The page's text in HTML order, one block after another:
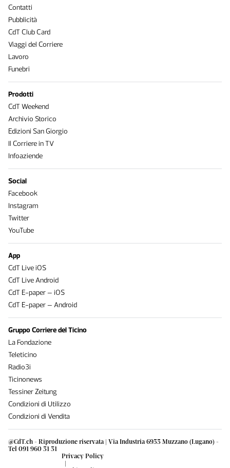
@CdT.ch - Riproduzione riservata | Via Industria 6933 Muzzano (Lugano) -
Tel 091 960 31 31
Privacy Policy
|
Contatti
Pubblicità
CdT Club Card
Viaggi del Corriere
Lavoro
Funebri
Prodotti
CdT Weekend
Archivio Storico
Edizioni San Giorgio
Il Corriere in TV
Infoaziende
Social
Facebook
Instagram
Twitter
YouTube
App
CdT Live iOS
CdT Live Android
CdT E-paper – iOS
CdT E-paper – Android
Gruppo Corriere del Ticino
La Fondazione
Teleticino
Radio3i
Ticinonews
Tessiner Zeitung
Condizioni di Utilizzo
Condizioni di Vendita